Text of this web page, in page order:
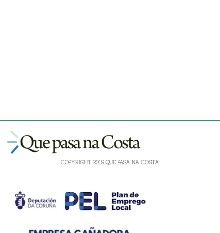
COPYRIGHT 2019 QUE PASA NA COSTA